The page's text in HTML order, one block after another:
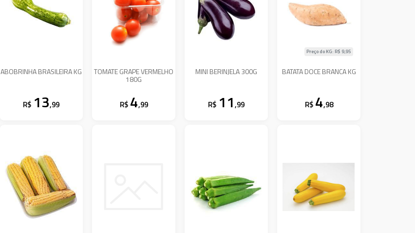
ABOBRINHA BRASILEIRA KG
R$ 13,99
TOMATE GRAPE VERMELHO
180G
R$ 4,99
MINI BERINJELA 300G
R$ 11,99
BATATA DOCE BRANCA KG
Preço do KG: R$ 9,95
R$ 4,98